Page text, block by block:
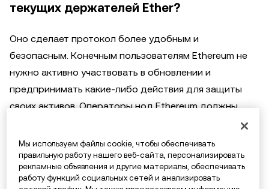
текущих держателей Ether?
Оно сделает протокол более удобным и
безопасным. Конечным пользователям Ethereum не
нужно активно участвовать в обновлении и
предпринимать какие-либо действия для защиты
своих активов. Операторы нод Ethereum должны
В чем потенциальные риски обновления
Мы используем файлы cookie, чтобы обеспечивать
правильную работу нашего веб-сайта, персонализировать
рекламные объявления и другие материалы, обеспечивать
работу функций социальных сетей и анализировать